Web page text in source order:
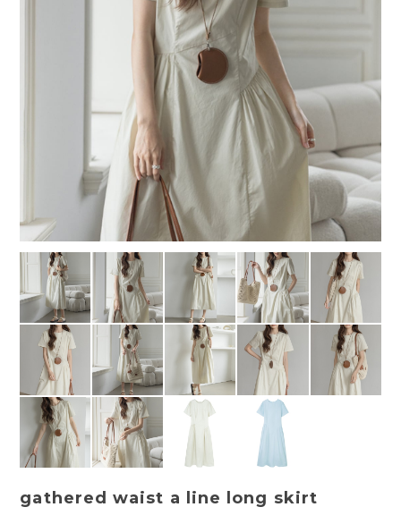
gathered waist a line long skirt